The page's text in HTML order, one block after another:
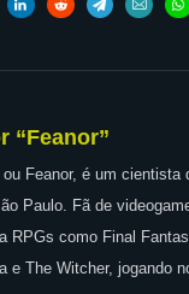
“Feanor”
ou Feanor, é um cientista
Paulo. Fã de
RPGs como Final
e The Witcher, jogando